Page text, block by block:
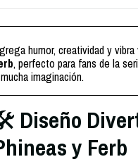
humor, creatividad y
, perfecto para fans de la
imaginación.
Diseño
y Ferb